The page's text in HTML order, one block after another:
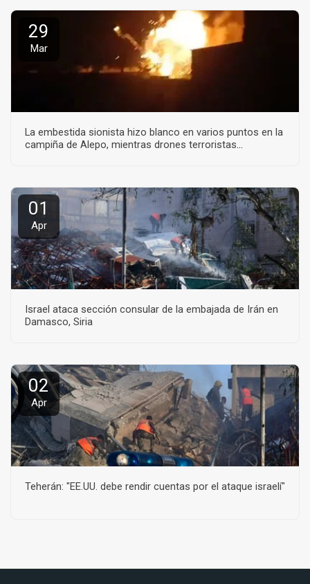
29
Mar
La embestida sionista hizo blanco en varios puntos en la
campiña de Alepo, mientras drones terroristas
01
Apr
Israel ataca sección consular de la embajada de Irán en
Damasco, Siria
02
Apr
Teherán: "EE.UU. debe rendir cuentas por el ataque israelí"